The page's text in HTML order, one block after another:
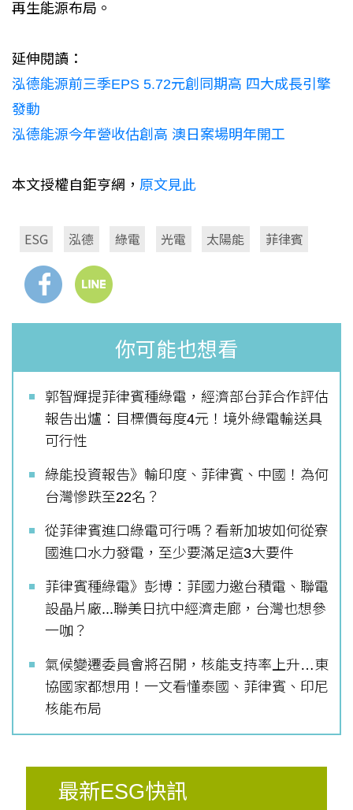
再生能源布局。
延伸閱讀：
泓德能源前三季EPS 5.72元創同期高 四大成長引擎
發動
泓德能源今年營收估創高 澳日案場明年開工​
本文授權自鉅亨網， 原文見此
ESG 泓德 綠電 光電 太陽能 菲律賓
你可能也想看
郭智輝提菲律賓種綠電，經濟部台菲合作評估
報告出爐：目標價每度4元！境外綠電輸送具
可行性
綠能投資報告》輸印度、菲律賓、中國！為何
台灣慘跌至22名？
從菲律賓進口綠電可行嗎？看新加坡如何從寮
國進口水力發電，至少要滿足這3大要件
菲律賓種綠電》彭博：菲國力邀台積電、聯電
設晶片廠...聯美日抗中經濟走廊，台灣也想參
一咖？
氣候變遷委員會將召開，核能支持率上升…東
協國家都想用！一文看懂泰國、菲律賓、印尼
核能布局
最新ESG快訊